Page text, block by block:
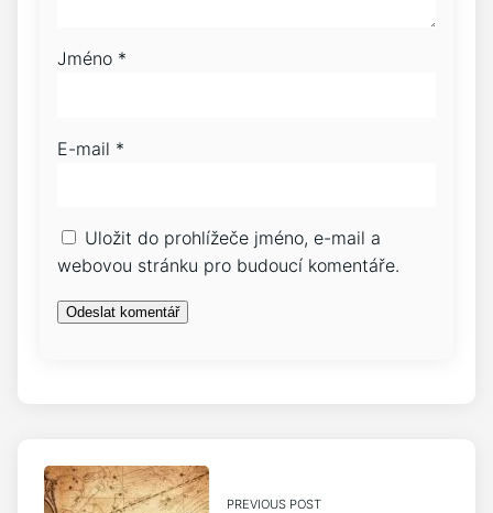
Jméno *
E-mail *
Uložit do prohlížeče jméno, e-mail a
webovou stránku pro budoucí komentáře.
PREVIOUS POST